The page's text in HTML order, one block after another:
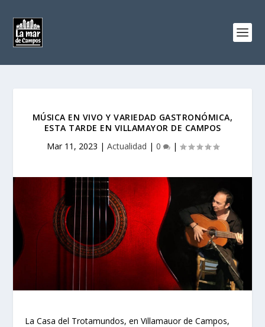
MÚSICA EN VIVO Y VARIEDAD GASTRONÓMICA,
ESTA TARDE EN VILLAMAYOR DE CAMPOS
Mar 11, 2023 | Actualidad | 0 |
La Casa del Trotamundos, en Villamauor de Campos,